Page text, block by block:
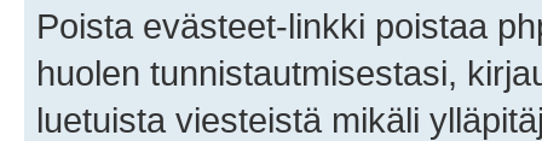
Poista evästeet-linkki poistaa
huolen tunnistautmisestasi,
luetuista viesteistä mikäli